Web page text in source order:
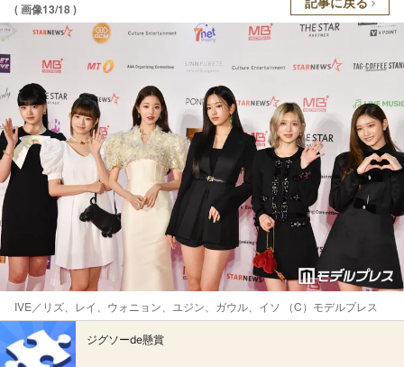
( 画像13/18 )
IVE／リズ、レイ、ウォニョン、ユジン、ガウル、イソ （C）モデルプレス
ジグソーde懸賞